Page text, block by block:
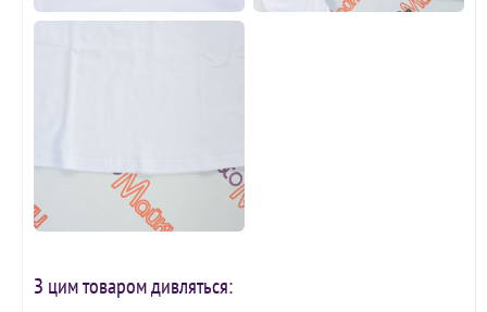
З цим товаром дивляться: